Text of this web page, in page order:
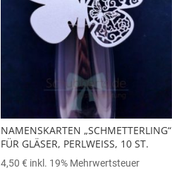
NAMENSKARTEN „SCHMETTERLING“
FÜR GLÄSER, PERLWEISS, 10 ST.
4,50 € inkl. 19% Mehrwertsteuer